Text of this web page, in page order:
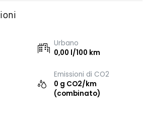
Urbano
0,00 l/100 km
Emissioni di CO2
0 g CO2/km
(combinato)